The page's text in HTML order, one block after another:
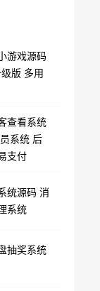
游戏源码
版 多用
查看系统
系统 后
支付
统源码 消
系统
抽奖系统